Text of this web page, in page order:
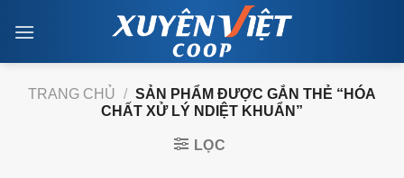
TRANG CHỦ / SẢN PHẨM ĐƯỢC GẮN THẺ “HÓA
CHẤT XỬ LÝ NDIỆT KHUẨN”
LỌC